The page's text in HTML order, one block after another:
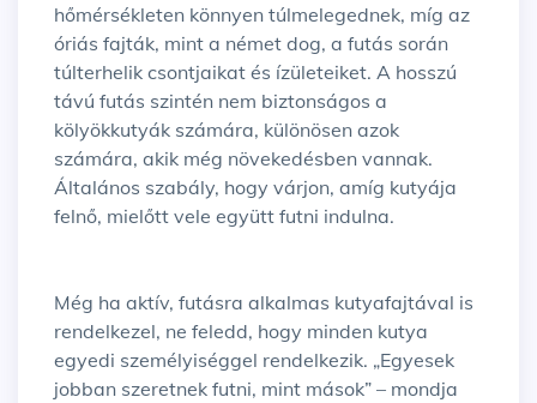
hőmérsékleten könnyen túlmelegednek, míg az
óriás fajták, mint a német dog, a futás során
túlterhelik csontjaikat és ízületeiket. A hosszú
távú futás szintén nem biztonságos a
kölyökkutyák számára, különösen azok
számára, akik még növekedésben vannak.
Általános szabály, hogy várjon, amíg kutyája
felnő, mielőtt vele együtt futni indulna.
Még ha aktív, futásra alkalmas kutyafajtával is
rendelkezel, ne feledd, hogy minden kutya
egyedi személyiséggel rendelkezik. „Egyesek
jobban szeretnek futni, mint mások” – mondja